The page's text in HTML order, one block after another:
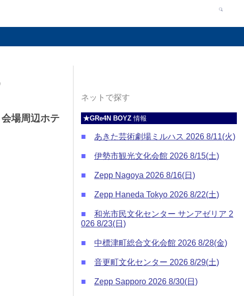
場周辺ホテ
ネットで探す
★GRe4N BOYZ情報
■ あきた芸術劇場ミルハス 2026 8/11(火)
■ 伊勢市観光文化会館 2026 8/15(土)
■ Zepp Nagoya 2026 8/16(日)
■ Zepp Haneda Tokyo 2026 8/22(土)
■
和光市民文化センター サンアゼリア 2
026 8/23(日)
■ 中標津町総合文化会館 2026 8/28(金)
■ 音更町文化センター 2026 8/29(土)
■ Zepp Sapporo 2026 8/30(日)